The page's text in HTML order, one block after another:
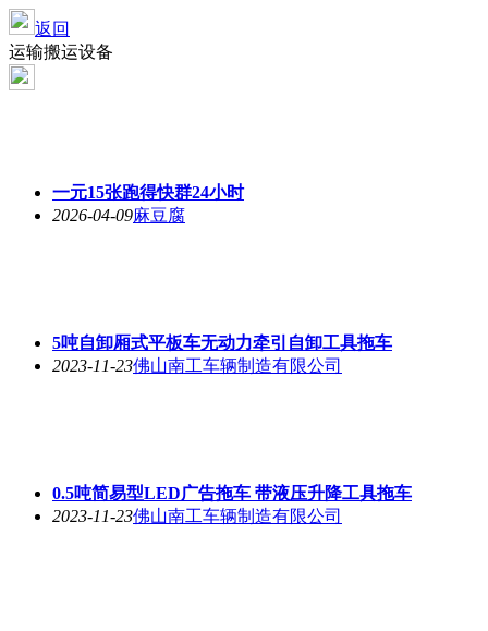
返回
运输搬运设备
一元15张跑得快群24小时
2026-04-09麻豆腐
5吨自卸厢式平板车无动力牵引自卸工具拖车
2023-11-23佛山南工车辆制造有限公司
0.5吨简易型LED广告拖车 带液压升降工具拖车
2023-11-23佛山南工车辆制造有限公司